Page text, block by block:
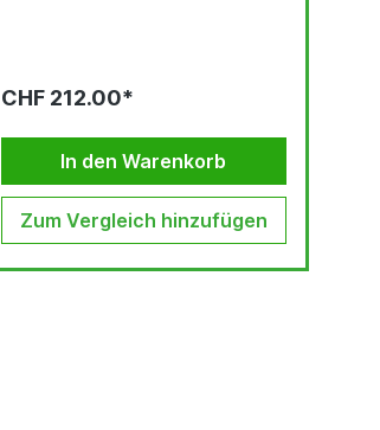
CHF 212.00*
In den Warenkorb
Zum Vergleich hinzufügen